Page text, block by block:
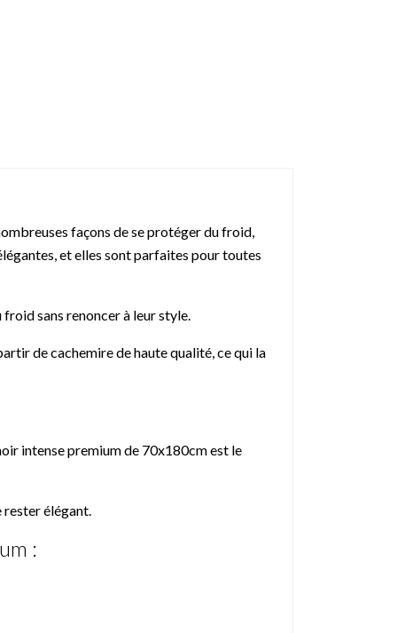
façons de se protéger du froid,
et elles sont parfaites pour toutes
sans renoncer à leur style.
de cachemire de haute qualité, ce qui la
intense premium de 70x180cm est le
rester élégant.
: